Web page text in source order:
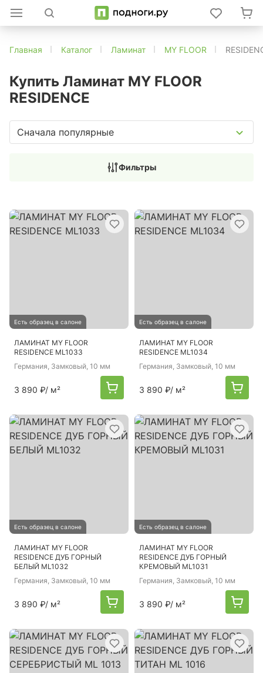
Главная Каталог Ламинат MY FLOOR
Купить Ламинат MY FLOOR
RESIDENCE
Сначала популярные
Фильтры
Есть образец в салоне
ЛАМИНАТ MY FLOOR
RESIDENCE ML1033
Германия, Замковый, 10 мм
3 890 ₽/ м²
Есть образец в салоне
ЛАМИНАТ MY FLOOR
RESIDENCE ML1034
Германия, Замковый, 10 мм
3 890 ₽/ м²
Есть образец в салоне
ЛАМИНАТ MY FLOOR
RESIDENCE ДУБ ГОРНЫЙ
БЕЛЫЙ ML1032
Германия, Замковый, 10 мм
3 890 ₽/ м²
Есть образец в салоне
ЛАМИНАТ MY FLOOR
RESIDENCE ДУБ ГОРНЫЙ
КРЕМОВЫЙ ML1031
Германия, Замковый, 10 мм
3 890 ₽/ м²